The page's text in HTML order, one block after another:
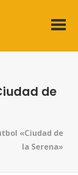
de
«Ciudad de
la Serena»